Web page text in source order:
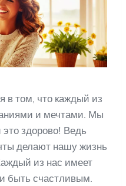
в том, что каждый из
и мечтами. Мы
это здорово! Ведь
делают нашу жизнь
из нас имеет
и быть счастливым.